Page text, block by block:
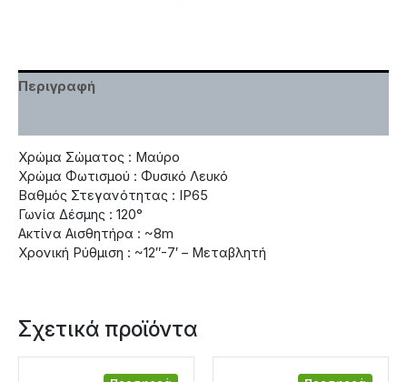
Περιγραφή
Χρώμα Σώματος : Μαύρο
Χρώμα Φωτισμού : Φυσικό Λευκό
Βαθμός Στεγανότητας : IP65
Γωνία Δέσμης : 120°
Ακτίνα Αισθητήρα : ~8m
Χρονική Ρύθμιση : ~12″-7′ – Μεταβλητή
Σχετικά προϊόντα